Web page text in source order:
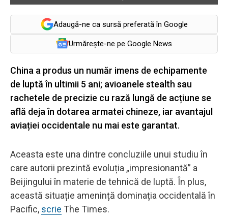
Adaugă-ne ca sursă preferată în Google
Urmărește-ne pe Google News
China a produs un număr imens de echipamente
de luptă în ultimii 5 ani; avioanele stealth sau
rachetele de precizie cu rază lungă de acțiune se
află deja în dotarea armatei chineze, iar avantajul
aviației occidentale nu mai este garantat.
Aceasta este una dintre concluziile unui studiu în
care autorii prezintă evoluția „impresionantă” a
Beijingului în materie de tehnică de luptă. În plus,
această situație amenință dominația occidentală în
Pacific, scrie The Times.